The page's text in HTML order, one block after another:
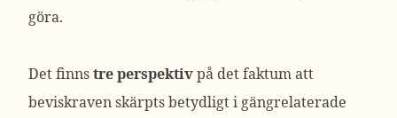
göra.
Det finnstre perspektivpå det faktum att
beviskraven skärpts betydligt i gängrelaterade